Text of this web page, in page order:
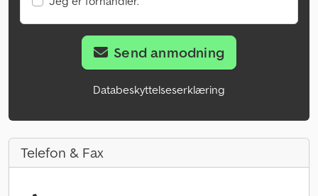
Send anmodning
Databeskyttelseserklæring
Telefon & Fax